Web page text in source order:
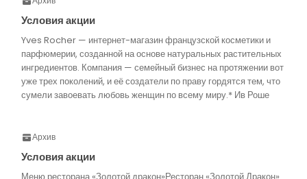
Условия акции
Yves Rocher — интернет-магазин французской косметики и
парфюмерии, созданной на основе натуральных растительных
ингредиентов. Компания — семейный бизнес на протяжении вот
уже трех поколений, и её создатели по праву гордятся тем, что
сумели завоевать любовь женщин по всему миру.* Ив Роше
Архив
Условия акции